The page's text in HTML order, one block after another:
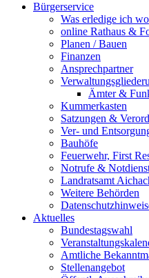
Bürgerservice
Was erledige ich wo
online Rathaus &
Planen / Bauen
Finanzen
Ansprechpartner
Ämter &
Kummerkasten
Satzungen &
Ver- und
Bauhöfe
Feuerwehr, First
Notrufe &
Landratsamt
Weitere Behörden
Aktuelles
Bundestagswahl
Amtliche
Stellenangebot